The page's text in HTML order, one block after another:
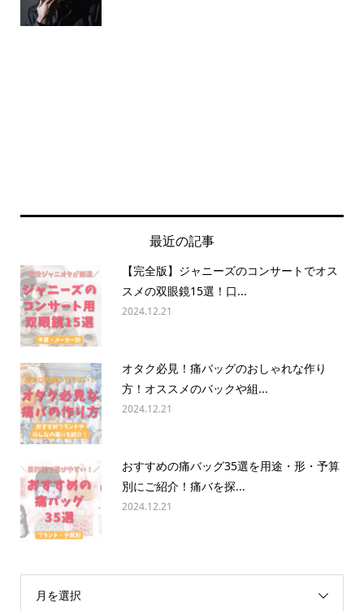
最近の記事
【完全版】ジャニーズのコンサートでオス
スメの双眼鏡15選！口...
2024.12.21
オタク必見！痛バッグのおしゃれな作り
方！オススメのバックや組...
2024.12.21
おすすめの痛バッグ35選を用途・形・予算
別にご紹介！痛バを探...
2024.12.21
月を選択